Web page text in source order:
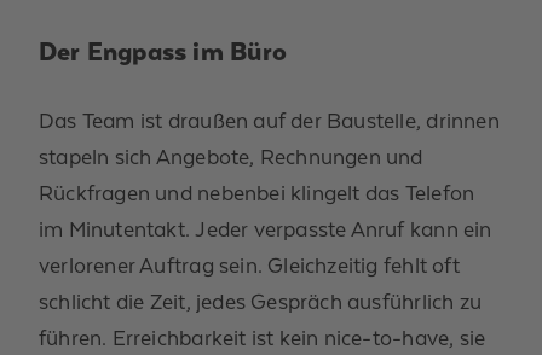
Der Engpass im Büro
Das Team ist draußen auf der Baustelle, drinnen
stapeln sich Angebote, Rechnungen und
Rückfragen und nebenbei klingelt das Telefon
im Minutentakt. Jeder verpasste Anruf kann ein
verlorener Auftrag sein. Gleichzeitig fehlt oft
schlicht die Zeit, jedes Gespräch ausführlich zu
führen. Erreichbarkeit ist kein nice-to-have, sie